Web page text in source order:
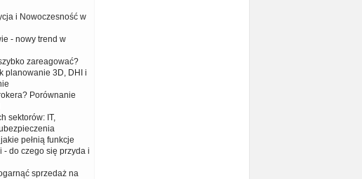
i Nowoczesność w
- nowy trend w
zareagować?
planowanie 3D, DHI i
Porównanie
sektorów: IT,
pełnią funkcje
- do czego się przyda i
sprzedaż na